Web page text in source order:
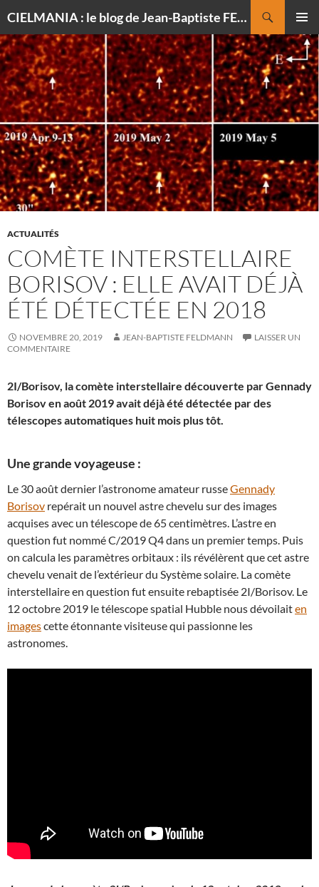
CIELMANIA : le blog de Jean-Baptiste FELDMANN, photographe du ciel
MENU
AU
CONTENU
ACTUALITÉS
COMÈTE INTERSTELLAIRE
BORISOV : ELLE AVAIT DÉJÀ
ÉTÉ DÉTECTÉE EN 2018
NOVEMBRE 20, 2019 JEAN-BAPTISTE FELDMANN
LAISSER UN
COMMENTAIRE
2I/Borisov, la comète interstellaire découverte par Gennady
Borisov en août 2019 avait déjà été détectée par des
télescopes automatiques huit mois plus tôt.
Une grande voyageuse :
Le 30 août dernier l’astronome amateur russeGennady
Borisov repérait un nouvel astre chevelu sur des images
acquises avec un télescope de 65 centimètres. L’astre en
question fut nommé C/2019 Q4 dans un premier temps. Puis
on calcula les paramètres orbitaux : ils révélèrent que cet astre
chevelu venait de l’extérieur du Système solaire. La comète
interstellaire en question fut ensuite rebaptisée 2I/Borisov. Le
12 octobre 2019 le télescope spatial Hubble nous dévoilaiten
imagescette étonnante visiteuse qui passionne les
astronomes.